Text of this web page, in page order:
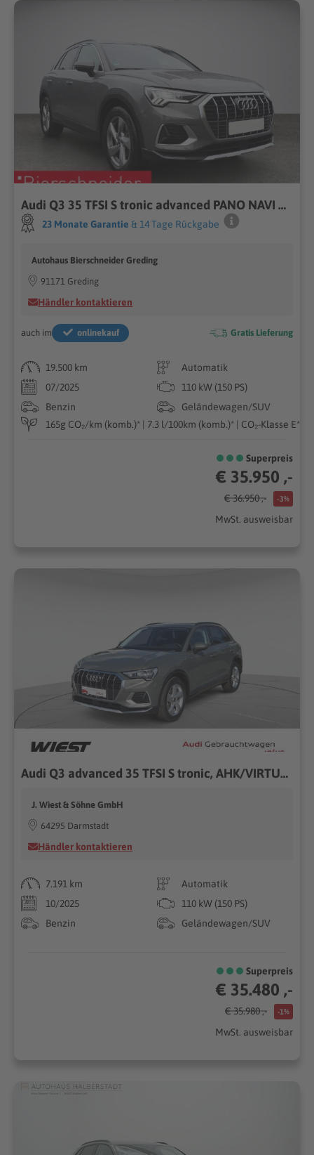
Audi Q3 35 TFSI S tronic advanced PANO NAVI ACC
23 Monate Garantie & 14 Tage Rückgabe
Autohaus Bierschneider Greding
91171 Greding
Händler kontaktieren
auch im onlinekauf Gratis Lieferung
19.500 km
Automatik
07/2025
110 kW (150 PS)
Benzin
Geländewagen/SUV
165g CO₂/km (komb.)* | 7.3 l/100km (komb.)* | CO₂-Klasse E*
Superpreis
€ 35.950 ,-
€ 36.950 ,- -3%
MwSt. ausweisbar
Audi Q3 advanced 35 TFSI S tronic, AHK/VIRTUAL/GRA/2xPDC/NAVI/SHZ
J. Wiest & Söhne GmbH
64295 Darmstadt
Händler kontaktieren
7.191 km
Automatik
10/2025
110 kW (150 PS)
Benzin
Geländewagen/SUV
Superpreis
€ 35.480 ,-
€ 35.980 ,- -1%
MwSt. ausweisbar